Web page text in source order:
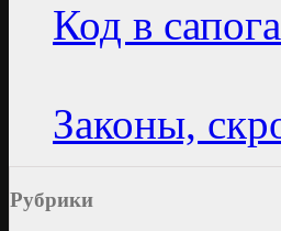
Код в
Законы,
Рубрики